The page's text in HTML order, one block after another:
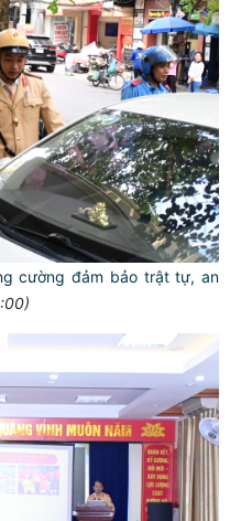
cường đảm bảo trật tự, an